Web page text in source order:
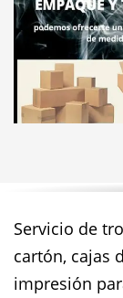
Servicio de
cartón, cajas
impresión